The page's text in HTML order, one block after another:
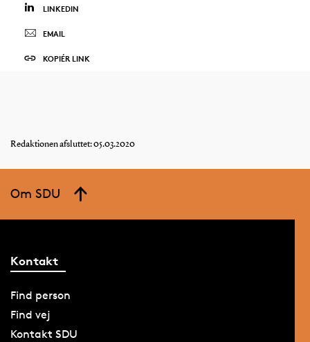
LINKEDIN
EMAIL
KOPIÉR LINK
Redaktionen afsluttet: 05.03.2020
Om SDU
Kontakt
Find person
Find vej
Kontakt SDU